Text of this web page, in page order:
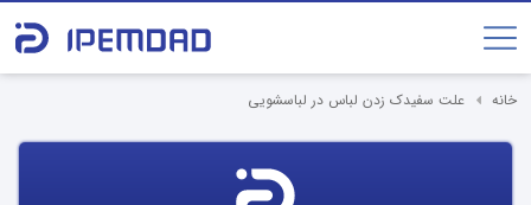
خانه علت سفیدک زدن لباس در لباسشویی